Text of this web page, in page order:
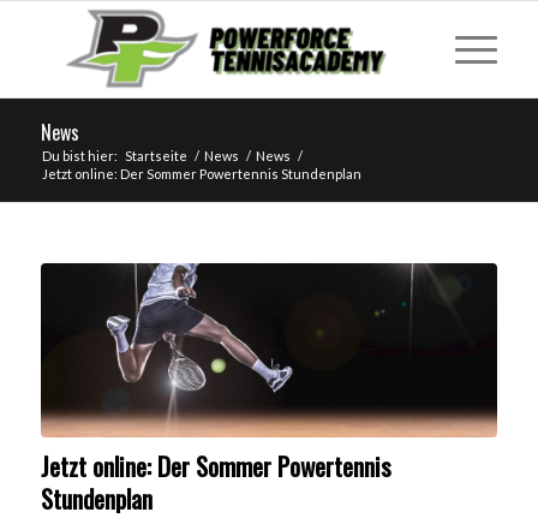
News
Du bist hier: Startseite / News / News /
Jetzt online: Der Sommer Powertennis Stundenplan
Jetzt online: Der Sommer Powertennis
Stundenplan